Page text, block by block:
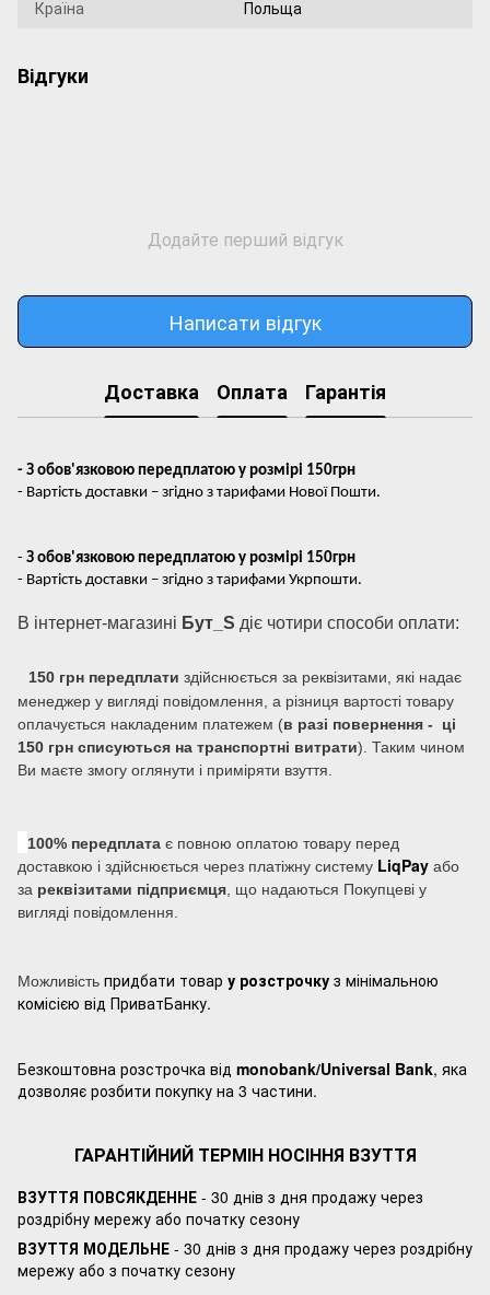
Країна Польща
Відгуки
Додайте перший відгук
Написати відгук
Доставка Оплата Гарантія
- З обов'язковою передплатою у розмірі 150грн
- Вартість доставки – згідно з тарифами Нової Пошти.
- З обов'язковою передплатою у розмірі 150грн
- Вартість доставки – згідно з тарифами Укрпошти.
В інтернет-магазині Бут_S діє чотири способи оплати:
150 грн передплати здійснюється за реквізитами, які надає
менеджер у вигляді повідомлення, а різниця вартості товару
оплачується накладеним платежем (в разі повернення - ці
150 грн списуються на транспортні витрати). Таким чином
Ви маєте змогу оглянути і приміряти взуття.
100% передплата є повною оплатою товару перед
доставкою і здійснюється через платіжну систему LiqPay або
за реквізитами підприємця , що надаються Покупцеві у
вигляді повідомлення.
Можливість придбати товар у розстрочку з мінімальною
комісією від ПриватБанку.
Безкоштовна розстрочка від monobank/Universal Bank, яка
дозволяє розбити покупку на 3 частини.
ГАРАНТІЙНИЙ ТЕРМІН НОСІННЯ ВЗУТТЯ
ВЗУТТЯ ПОВСЯКДЕННЕ - 30 днів з дня продажу через
роздрібну мережу або початку сезону
ВЗУТТЯ МОДЕЛЬНЕ - 30 днів з дня продажу через роздрібну
мережу або з початку сезону